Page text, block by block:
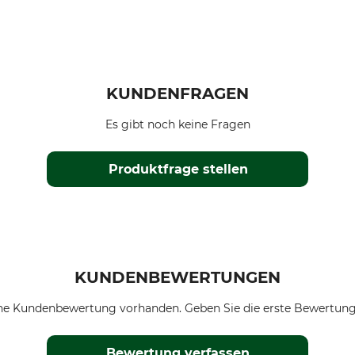
KUNDENFRAGEN
Produktfrage stellen
Es gibt noch keine Fragen
KUNDENBEWERTUNGEN
Kundenbewertung vorhanden. Geben Sie die erste